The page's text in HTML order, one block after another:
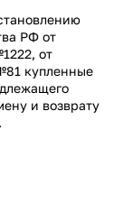
РФ от
от
купленные
и возврату